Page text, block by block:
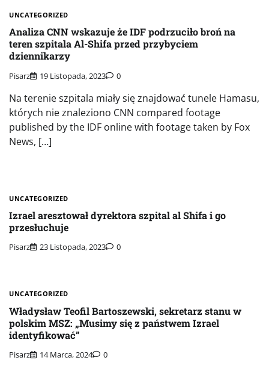
UNCATEGORIZED
Analiza CNN wskazuje że IDF podrzuciło broń na
teren szpitala Al-Shifa przed przybyciem
dziennikarzy
Pisarz 19 Listopada, 2023 0
Na terenie szpitala miały się znajdować tunele Hamasu,
których nie znaleziono CNN compared footage
published by the IDF online with footage taken by Fox
News, […]
UNCATEGORIZED
Izrael aresztował dyrektora szpital al Shifa i go
przesłuchuje
Pisarz 23 Listopada, 2023 0
UNCATEGORIZED
Władysław Teofil Bartoszewski, sekretarz stanu w
polskim MSZ: „Musimy się z państwem Izrael
identyfikować”
Pisarz 14 Marca, 2024 0